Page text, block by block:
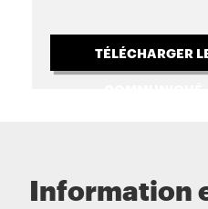
TÉLÉCHARGER
Information